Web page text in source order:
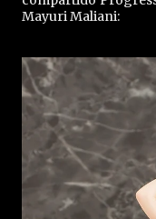
Mayuri Maliani: